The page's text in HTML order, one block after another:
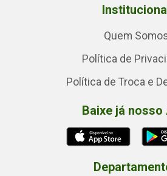
Quem
Política de
Política de Troca e
Baixe já nosso